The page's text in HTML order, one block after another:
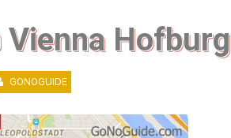
Hofburg
GONOGUIDE